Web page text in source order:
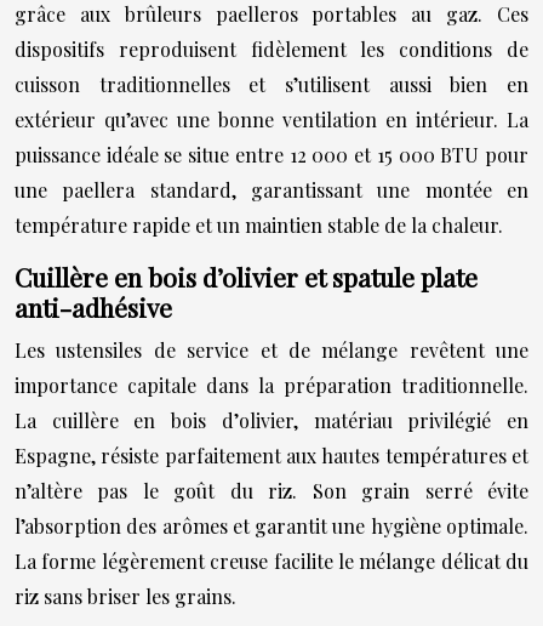
grâce aux brûleurs paelleros portables au gaz. Ces
dispositifs reproduisent fidèlement les conditions de
cuisson traditionnelles et s’utilisent aussi bien en
extérieur qu’avec une bonne ventilation en intérieur. La
puissance idéale se situe entre 12 000 et 15 000 BTU pour
une paellera standard, garantissant une montée en
température rapide et un maintien stable de la chaleur.
Cuillère en bois d’olivier et spatule plate
anti-adhésive
Les ustensiles de service et de mélange revêtent une
importance capitale dans la préparation traditionnelle.
La cuillère en bois d’olivier, matériau privilégié en
Espagne, résiste parfaitement aux hautes températures et
n’altère pas le goût du riz. Son grain serré évite
l’absorption des arômes et garantit une hygiène optimale.
La forme légèrement creuse facilite le mélange délicat du
riz sans briser les grains.